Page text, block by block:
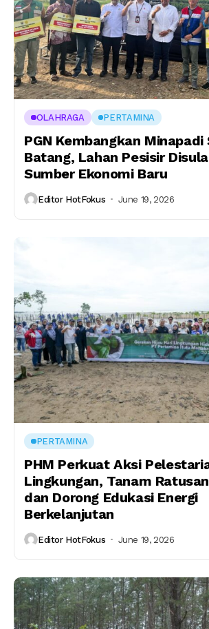
OLAHRAGA PERTAMINA
PGN Kembangkan Minapadi
Batang, Lahan Pesisir
Sumber Ekonomi Baru
Editor HotFokus June 19, 2026
PERTAMINA
PHM Perkuat Aksi
Lingkungan, Tanam
dan Dorong Edukasi Energi
Berkelanjutan
Editor HotFokus June 19, 2026